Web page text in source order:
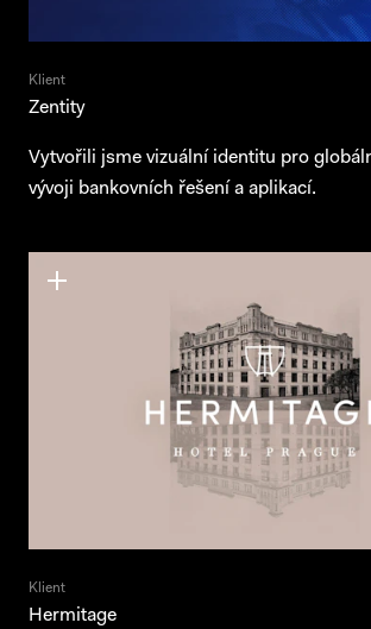
Klient
Zentity
Vytvořili jsme vizuální identitu pro
vývoji bankovních řešení a aplikací.
Klient
Hermitage